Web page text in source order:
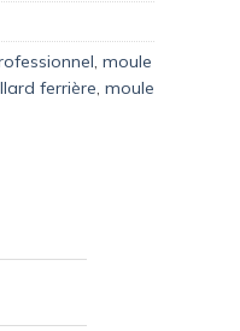
, moule
ferrière, moule